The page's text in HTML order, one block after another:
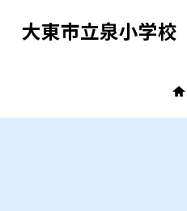
大東市立泉小学校